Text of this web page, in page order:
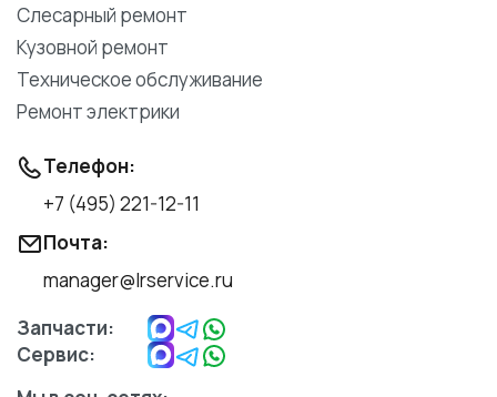
Слесарный ремонт
Кузовной ремонт
Техническое обслуживание
Ремонт электрики
Телефон:
+7 (495) 221-12-11
Почта:
manager@lrservice.ru
Запчасти:
Сервис: